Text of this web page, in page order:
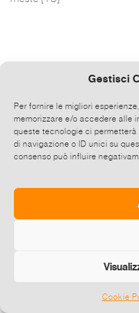
Gestisci
Per fornire le migliori
memorizzare e/o accedere alle
queste tecnologie ci
di navigazione o ID unici su
consenso può influire
Cookie©